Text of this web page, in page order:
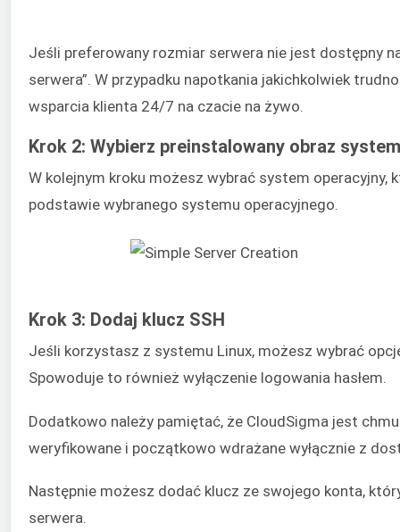
Jeśli preferowany rozmiar serwera nie jest dostępny
serwera”. W przypadku napotkania jakichkolwiek
wsparcia klienta 24/7 na czacie na żywo.
Krok 2: Wybierz preinstalowany obraz
W kolejnym kroku możesz wybrać system
podstawie wybranego systemu operacyjnego.
Krok 3: Dodaj klucz SSH
Jeśli korzystasz z systemu Linux, możesz wybrać
Spowoduje to również wyłączenie logowania hasłem.
Dodatkowo należy pamiętać, że CloudSigma jest
weryfikowane i początkowo wdrażane wyłącznie z
Następnie możesz dodać klucz ze swojego konta,
serwera.